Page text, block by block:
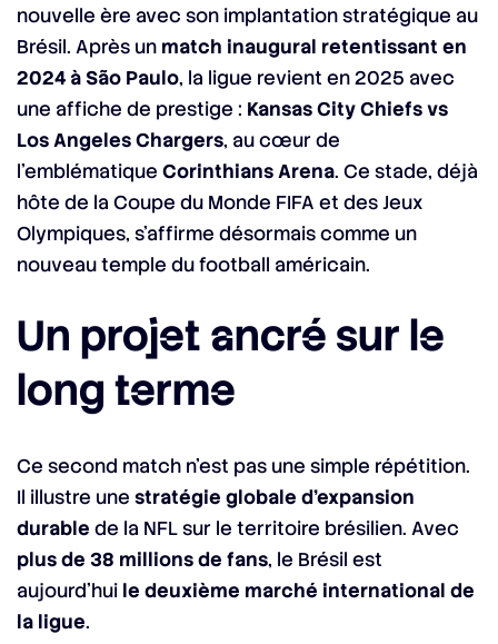
nouvelle ère avec son implantation stratégique au
Brésil. Après un match inaugural retentissant en
2024 à São Paulo, la ligue revient en 2025 avec
une affiche de prestige : Kansas City Chiefs vs
Los Angeles Chargers, au cœur de
l’emblématique Corinthians Arena. Ce stade, déjà
hôte de la Coupe du Monde FIFA et des Jeux
Olympiques, s’affirme désormais comme un
nouveau temple du football américain.
Un projet ancré sur le
long terme
Ce second match n’est pas une simple répétition.
Il illustre une stratégie globale d’expansion
durable de la NFL sur le territoire brésilien. Avec
plus de 38 millions de fans, le Brésil est
aujourd’hui le deuxième marché international de
la ligue.